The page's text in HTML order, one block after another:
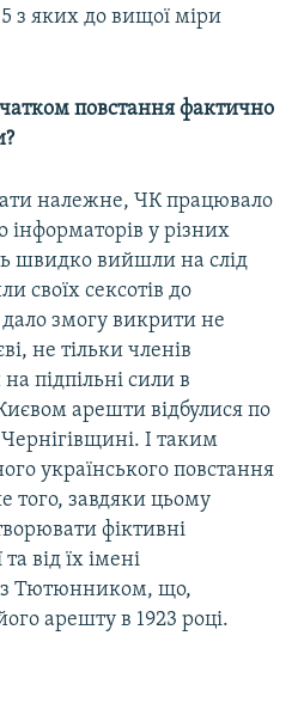
з яких до вищої міри
повстання фактично
належне, ЧК працювало
у різних
швидко вийшли на слід
своїх сексотів до
дало змогу викрити не
не тільки членів
підпільні сили в
арешти відбулися по
І таким
українського повстання
того, завдяки цьому
фіктивні
від їх імені
з Тютюнником, що,
арешту в 1923 році.